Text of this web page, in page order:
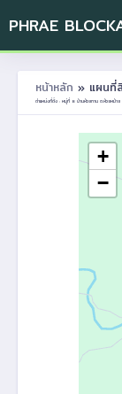
PHRAE
หน้าหลัก » แผนที่
ตำแหน่งที่ตั้ง : หมู่ที่ 8 บ้านห้วยกาน ต.ห้วยหม้าย
+
−